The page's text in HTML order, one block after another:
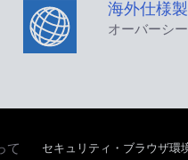
海外仕様
オーバーシ
て セキュリティ・ブラウザ環